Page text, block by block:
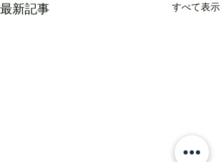
最新記事 すべて表示